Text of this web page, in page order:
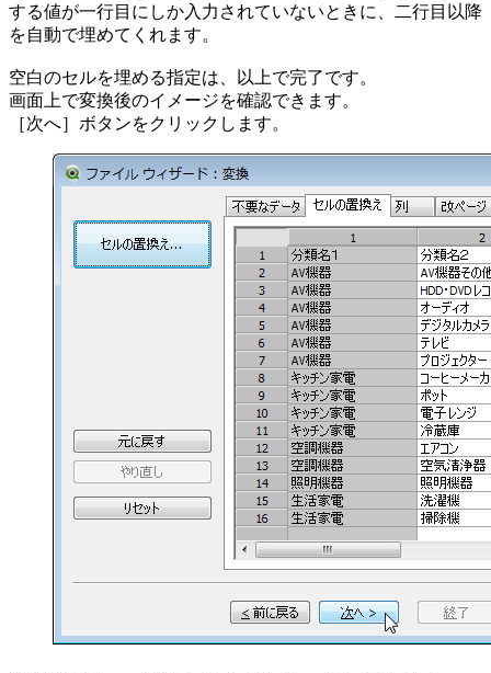
する値が一行目にしか入力されていないときに、二行目以降
を自動で埋めてくれます。
空白のセルを埋める指定は、以上で完了です。
画面上で変換後のイメージを確認できます。
［次へ］ボタンをクリックします。